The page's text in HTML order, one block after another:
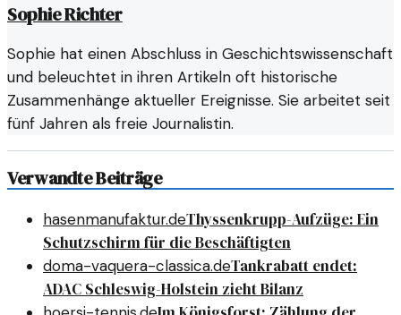
Sophie Richter
Sophie hat einen Abschluss in Geschichtswissenschaft
und beleuchtet in ihren Artikeln oft historische
Zusammenhänge aktueller Ereignisse. Sie arbeitet seit
fünf Jahren als freie Journalistin.
Verwandte Beiträge
hasenmanufaktur.deThyssenkrupp-Aufzüge: Ein
Schutzschirm für die Beschäftigten
doma-vaquera-classica.deTankrabatt endet:
ADAC Schleswig-Holstein zieht Bilanz